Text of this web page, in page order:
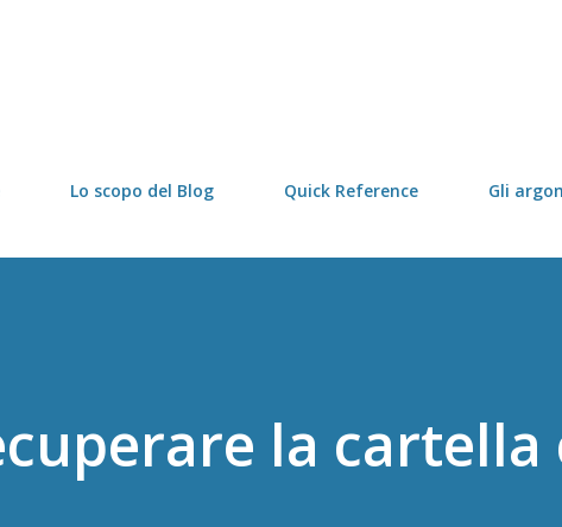
Lo scopo del Blog Quick Reference Gli
la cartella